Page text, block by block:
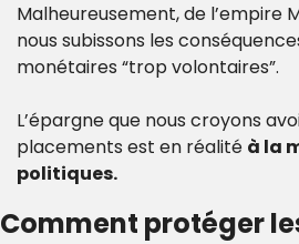
Malheureusement, de l’empire
nous subissons les
monétaires “trop volontaires”.
L’épargne que nous croyons
placements est en réalité à la
politiques.
Comment protéger